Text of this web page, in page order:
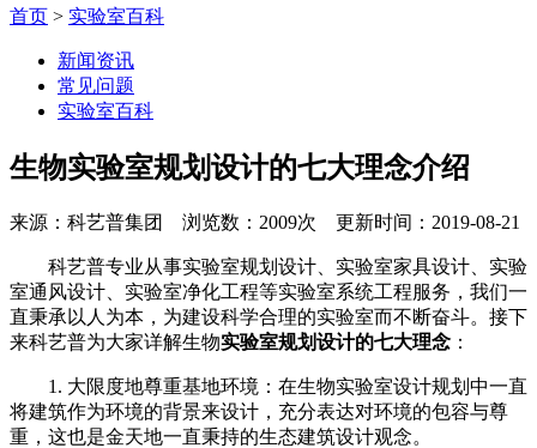
首页 > 实验室百科
新闻资讯
常见问题
实验室百科
生物实验室规划设计的七大理念介绍
来源：科艺普集团 浏览数：2009次 更新时间：2019-08-21
科艺普专业从事实验室规划设计、实验室家具设计、实验
室通风设计、实验室净化工程等实验室系统工程服务，我们一
直秉承以人为本，为建设科学合理的实验室而不断奋斗。接下
来科艺普为大家详解生物实验室规划设计的七大理念 ：
1. 大限度地尊重基地环境：在生物实验室设计规划中一直
将建筑作为环境的背景来设计，充分表达对环境的包容与尊
重，这也是金天地一直秉持的生态建筑设计观念。